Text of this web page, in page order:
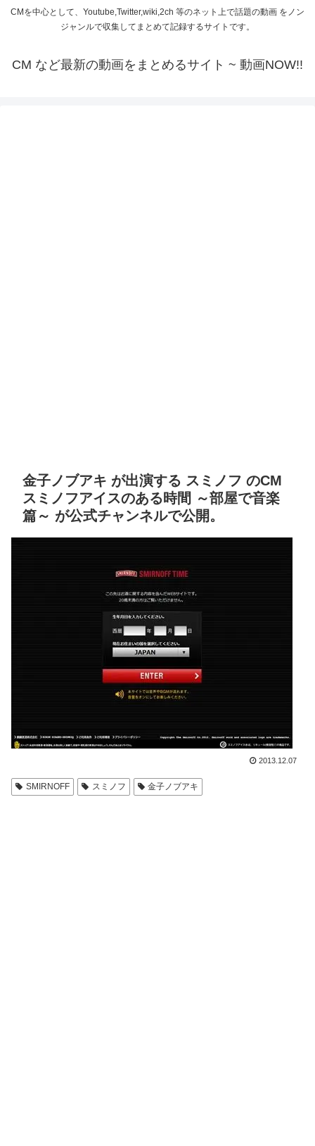
CMを中心として、Youtube,Twitter,wiki,2ch 等のネット上で話題の動画 をノン
ジャンルで収集してまとめて記録するサイトです。
CM など最新の動画をまとめるサイト ~ 動画NOW!!
金子ノブアキ が出演する スミノフ のCM
スミノフアイスのある時間 ～部屋で音楽
篇～ が公式チャンネルで公開。
2013.12.07
SMIRNOFF スミノフ 金子ノブアキ